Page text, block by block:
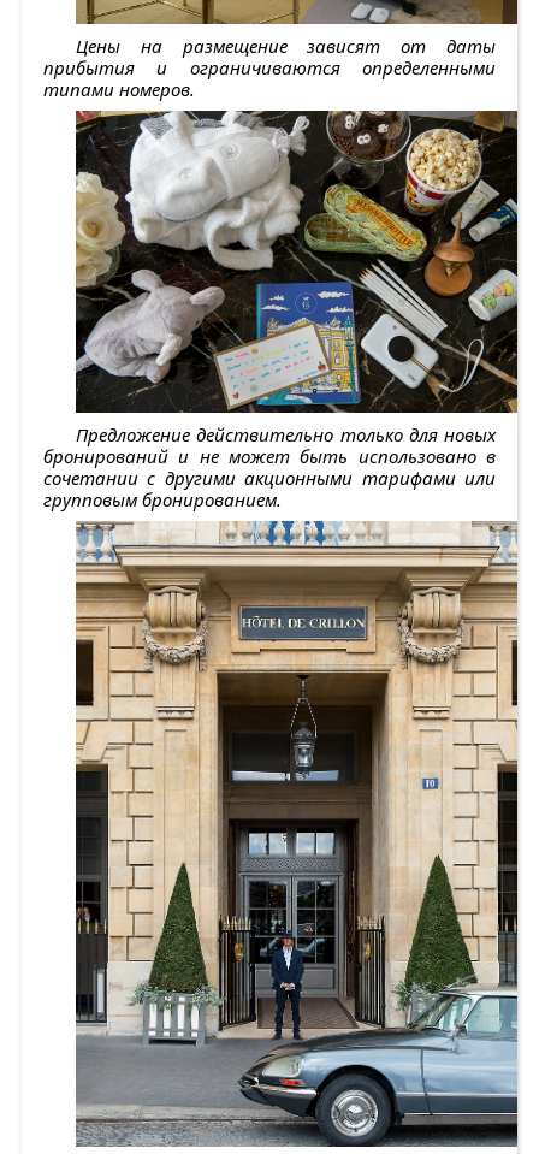
Цены на размещение зависят от даты
прибытия и ограничиваются определенными
типами номеров.
Предложение действительно только для новых
бронирований и не может быть использовано в
сочетании с другими акционными тарифами или
групповым бронированием.